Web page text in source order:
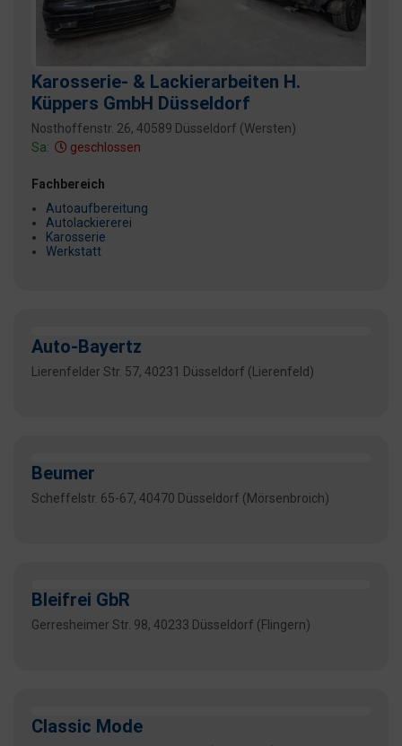
Karosserie- & Lackierarbeiten H.
Küppers GmbH Düsseldorf
Nosthoffenstr. 26, 40589 Düsseldorf (Wersten)
Sa:
geschlossen
Fachbereich
Autoaufbereitung
Autolackiererei
Karosserie
Werkstatt
Auto-Bayertz
Lierenfelder Str. 57, 40231 Düsseldorf (Lierenfeld)
Beumer
Scheffelstr. 65-67, 40470 Düsseldorf (Mörsenbroich)
Bleifrei GbR
Gerresheimer Str. 98, 40233 Düsseldorf (Flingern)
Classic Mode